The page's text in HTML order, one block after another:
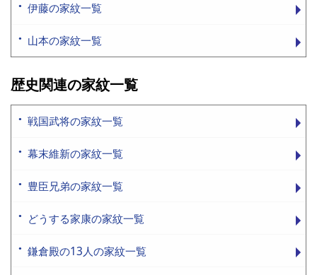
伊藤の家紋一覧
山本の家紋一覧
歴史関連の家紋一覧
戦国武将の家紋一覧
幕末維新の家紋一覧
豊臣兄弟の家紋一覧
どうする家康の家紋一覧
鎌倉殿の13人の家紋一覧